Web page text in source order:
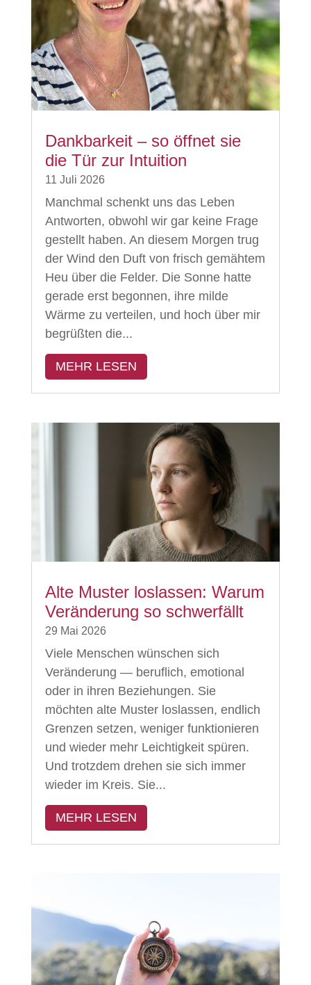
Dankbarkeit – so öffnet sie
die Tür zur Intuition
11 Juli 2026
Manchmal schenkt uns das Leben
Antworten, obwohl wir gar keine Frage
gestellt haben. An diesem Morgen trug
der Wind den Duft von frisch gemähtem
Heu über die Felder. Die Sonne hatte
gerade erst begonnen, ihre milde
Wärme zu verteilen, und hoch über mir
begrüßten die...
MEHR LESEN
Alte Muster loslassen: Warum
Veränderung so schwerfällt
29 Mai 2026
Viele Menschen wünschen sich
Veränderung — beruflich, emotional
oder in ihren Beziehungen. Sie
möchten alte Muster loslassen, endlich
Grenzen setzen, weniger funktionieren
und wieder mehr Leichtigkeit spüren.
Und trotzdem drehen sie sich immer
wieder im Kreis. Sie...
MEHR LESEN